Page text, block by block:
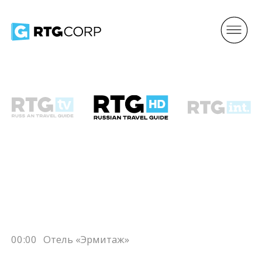
00:00 Отель «Эрмитаж»